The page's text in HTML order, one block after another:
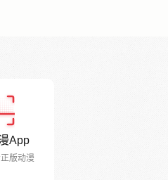
App
版动漫